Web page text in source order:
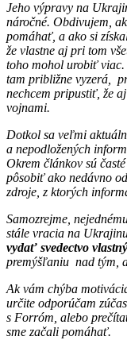
Jeho výpravy na
náročné. Obdivujem,
pomáhať, a ako si
že vlastne aj pri tom
toho mohol urobiť
tam približne vyzerá,
nechcem pripustiť, že
vojnami.
Dotkol sa veľmi
a nepodložených
Okrem článkov sú
pôsobiť ako nedávno
zdroje, z ktorých
Samozrejme,
stále vracia na
vydať svedectvo
premýšľaniu nad tým,
Ak vám chýba
určite odporúčam
s Forróm, alebo
sme začali pomáhať.